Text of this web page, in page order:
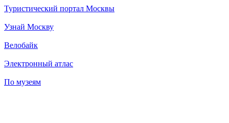
Туристический портал Москвы
Узнай Москву
Велобайк
Электронный атлас
По музеям